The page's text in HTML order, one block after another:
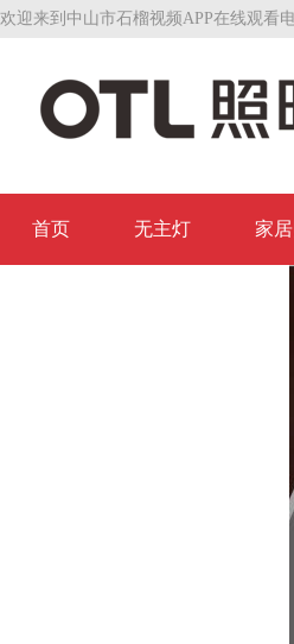
欢迎来到中山市石榴视频APP在线观看
首页 无主灯 家